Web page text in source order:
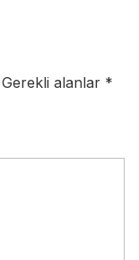
Gerekli alanlar *